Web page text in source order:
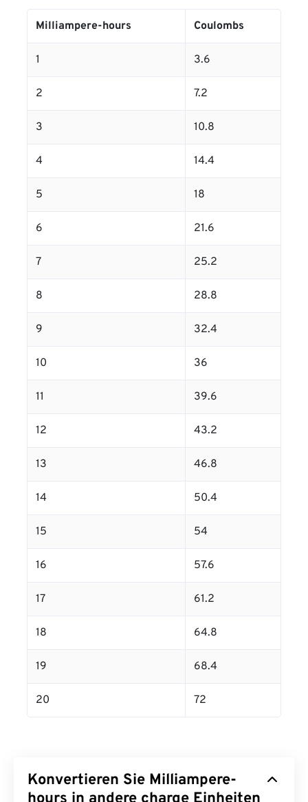
Milliampere-hours Coulombs
1 3.6
2 7.2
3 10.8
4 14.4
5 18
6 21.6
7 25.2
8 28.8
9 32.4
10 36
11 39.6
12 43.2
13 46.8
14 50.4
15 54
16 57.6
17 61.2
18 64.8
19 68.4
20 72
Konvertieren Sie Milliampere-